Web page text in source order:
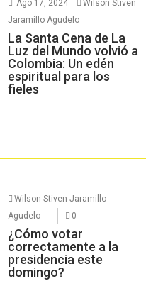
Ago 17, 2024
Wilson Stiven
Jaramillo Agudelo
La Santa Cena de La
Luz del Mundo volvió a
Colombia: Un edén
espiritual para los
fieles
Wilson Stiven Jaramillo
Agudelo
0
¿Cómo votar
correctamente a la
presidencia este
domingo?